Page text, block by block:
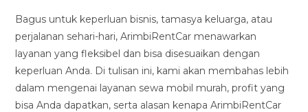
Bagus untuk keperluan bisnis, tamasya keluarga, atau
perjalanan sehari-hari, ArimbiRentCar menawarkan
layanan yang fleksibel dan bisa disesuaikan dengan
keperluan Anda. Di tulisan ini, kami akan membahas lebih
dalam mengenai layanan sewa mobil murah, profit yang
bisa Anda dapatkan, serta alasan kenapa ArimbiRentCar